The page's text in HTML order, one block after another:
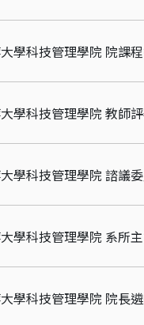
學科技管理學院 院課
學科技管理學院 教師
學科技管理學院 諮議
學科技管理學院 系所
學科技管理學院 院長